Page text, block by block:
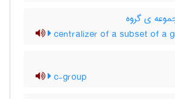
ی گروه
centralizer of a subset of a
c-group